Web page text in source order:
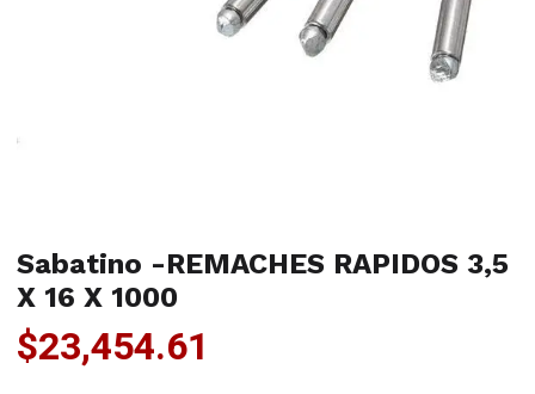
Sabatino -REMACHES RAPIDOS 3,5
X 16 X 1000
$23,454.61